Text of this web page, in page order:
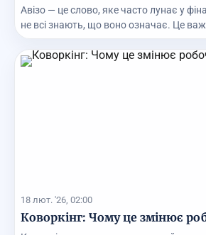
Авізо — це слово, яке часто лунає у
не всі знають, що воно означає. Це
18 лют. '26, 02:00
Коворкінг: Чому це змінює